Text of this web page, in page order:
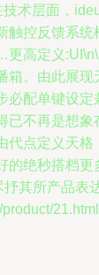
术层面，
控反馈系
高定义
。由此展
必配单键设
已不再是想
点定义天
绝秒搭档更
其所产品表
21.html